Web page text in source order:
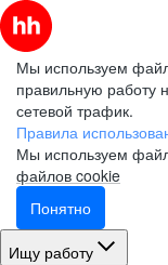
Мы используем
правильную работу
сетевой трафик.
Правила
Мы используем
файлов cookie
Понятно
Ищу работу